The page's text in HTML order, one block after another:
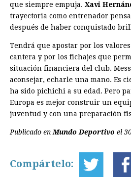
que siempre empuja. Xavi
trayectoria como entrenador
después de haber conquistado
Tendrá que apostar por los
cantera y por los fichajes que
situación financiera del club.
aconsejar, echarle una mano. Es
ha sido pichichi a su edad. Pero
Europa es mejor construir un
juventud y con una preparación
Publicado en Mundo Deportivo el
Compártelo: